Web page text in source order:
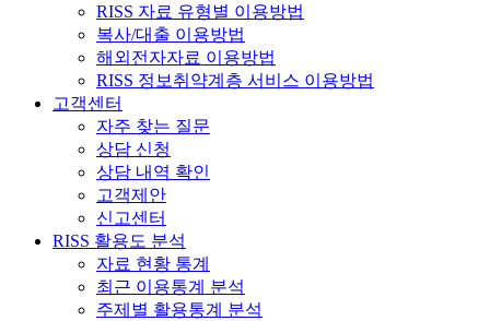
RISS 자료 유형별 이용방법
복사/대출 이용방법
해외전자자료 이용방법
RISS 정보취약계층 서비스 이용방법
고객센터
자주 찾는 질문
상담 신청
상담 내역 확인
고객제안
신고센터
RISS 활용도 분석
자료 현황 통계
최근 이용통계 분석
주제별 활용통계 분석